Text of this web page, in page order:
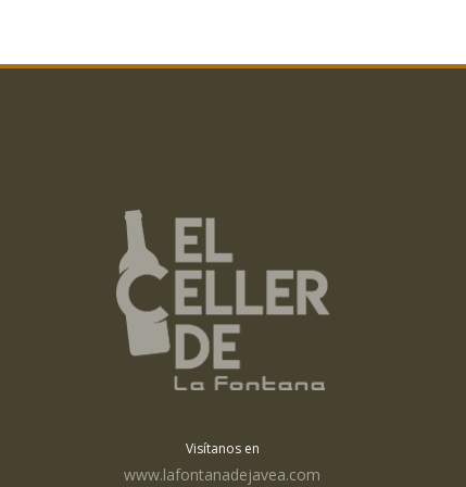
Visítanos en
www.lafontanadejavea.com